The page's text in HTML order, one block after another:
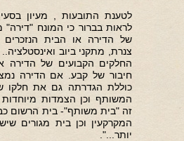
לראות בברור כי המונח
של הדירה או הבית
צנרת, מתקני ביוב
החלקים הקבועים של הדירה
חיבור של קבע. אם הדירה
כוללת הגדרתה גם את חלקו
המשותף וכן הצמדות מיוחדות
זה "בית משותף"- בית הרשום
המקרקעין וכן בית מגורים
יותר...".